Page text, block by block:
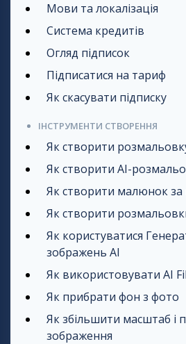
Мови та локалізація
Система кредитів
Огляд підписок
Підписатися на тариф
Як скасувати підписку
ІНСТРУМЕНТИ СТВОРЕННЯ
Як створити
Як створити AI-
Як створити малюнок
Як створити
Як користуватися
зображень AI
Як використовувати AI
Як прибрати фон з фото
Як збільшити масштаб і
зображення